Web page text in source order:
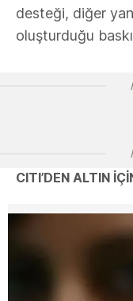
desteği, diğer
oluşturduğu
CITI’DEN ALTIN